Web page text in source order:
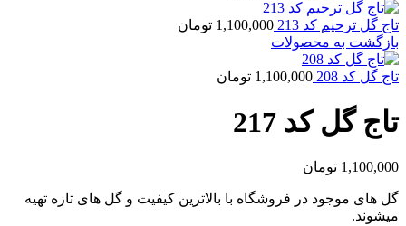
تاج گل ترحیم کد 213 1,100,000 تومان
بازگشت به محصولات
تاج گل کد 208 1,100,000 تومان
تاج گل کد 217
1,100,000 تومان
گل های موجود در فروشگاه با بالاترین کیفیت و گل های تازه تهیه
میشوند.